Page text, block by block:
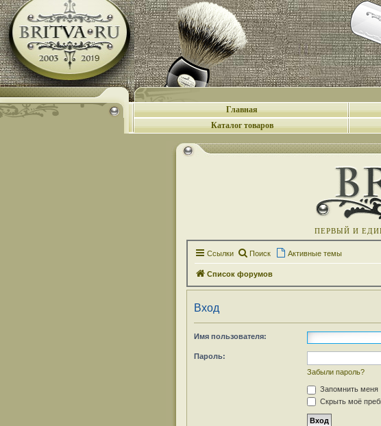
Главная
Каталог товаров
ПЕРВЫЙ И
Ссылки Поиск Активные темы
Список форумов
Вход
Имя пользователя:
Пароль:
Забыли пароль?
Запомнить меня
Скрыть моё